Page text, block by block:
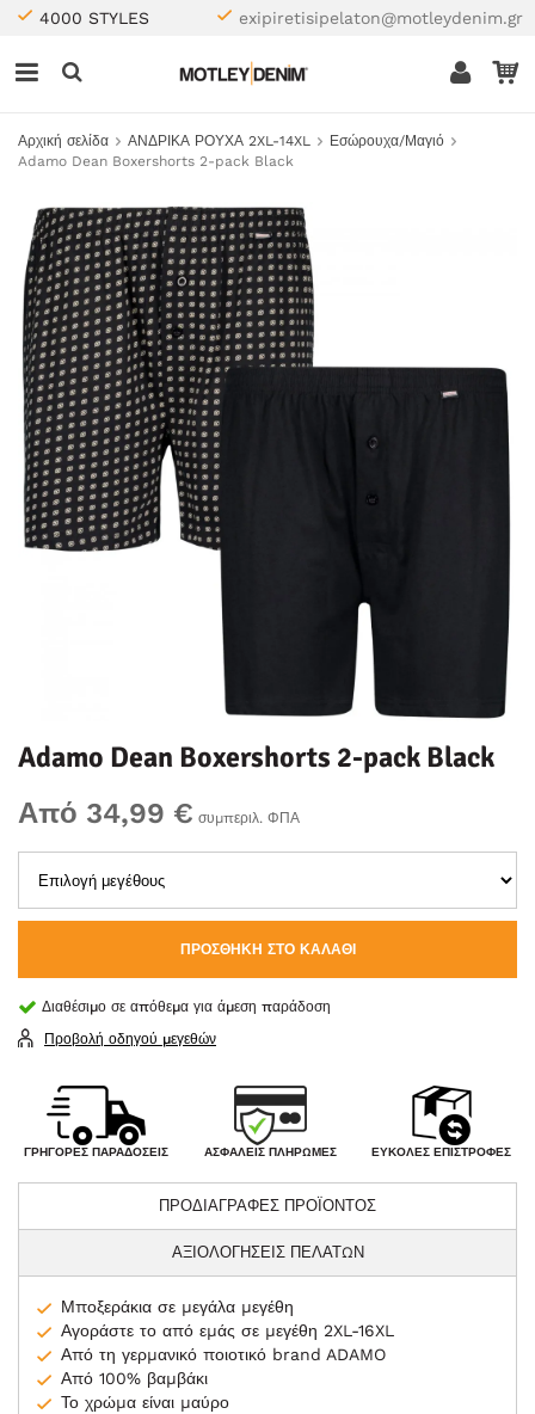
4000 STYLES exipiretisipelaton@motleydenim.gr
Αρχική σελίδα ΑΝΔΡΙΚΑ ΡΟΥΧΑ 2XL-14XL
Εσώρουχα/Μαγιό
Adamo Dean Boxershorts 2-pack Black
Adamo Dean Boxershorts 2-pack Black
Από 34,99 € συμπεριλ. ΦΠΑ
ΠΡΟΣΘΉΚΗ ΣΤΟ ΚΑΛΆΘΙ
Διαθέσιμο σε απόθεμα για άμεση παράδοση
Προβολή οδηγού μεγεθών
ΓΡΉΓΟΡΕΣ ΠΑΡΑΔΌΣΕΙΣ ΑΣΦΑΛΕΊΣ ΠΛΗΡΩΜΈΣ ΕΎΚΟΛΕΣ ΕΠΙΣΤΡΟΦΈΣ
ΠΡΟΔΙΑΓΡΑΦΕΣ ΠΡΟΪΟΝΤΟΣ
ΑΞΙΟΛΟΓΗΣΕΙΣ ΠΕΛΑΤΩΝ
Μποξεράκια σε μεγάλα μεγέθη
Αγοράστε το από εμάς σε μεγέθη 2XL-16XL
Από τη γερμανικό ποιοτικό brand ADAMO
Από 100% βαμβάκι
Το χρώμα είναι μαύρο